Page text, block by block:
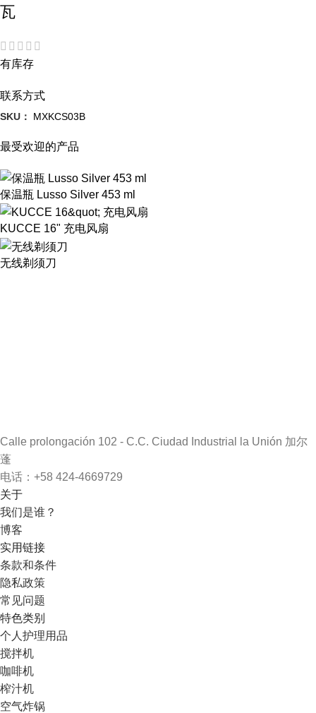
最受欢迎的产品
保温瓶 Lusso Silver 453 ml
KUCCE 16" 充电风扇
无线剃须刀
瓦
有库存
联系方式
SKU： MXKCS03B
Calle prolongación 102 - C.C. Ciudad Industrial la Unión 加尔
蓬
电话：+58 424-4669729
关于
我们是谁？
博客
实用链接
条款和条件
隐私政策
常见问题
特色类别
个人护理用品
搅拌机
咖啡机
榨汁机
空气炸锅